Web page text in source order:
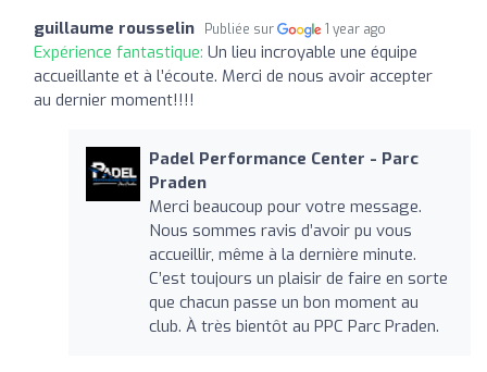
guillaume rousselin Publiée sur 1 year ago
Expérience fantastique: Un lieu incroyable une équipe
accueillante et à l’écoute. Merci de nous avoir accepter
au dernier moment!!!!
Padel Performance Center - Parc
Praden
Merci beaucoup pour votre message.
Nous sommes ravis d’avoir pu vous
accueillir, même à la dernière minute.
C’est toujours un plaisir de faire en sorte
que chacun passe un bon moment au
club. À très bientôt au PPC Parc Praden.